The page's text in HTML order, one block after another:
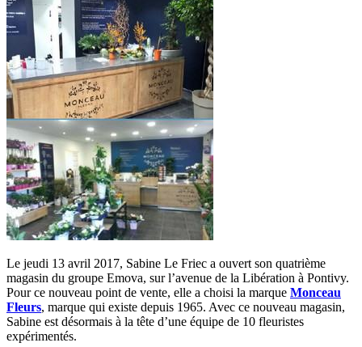
Le jeudi 13 avril 2017, Sabine Le Friec a ouvert son quatrième
magasin du groupe Emova, sur l’avenue de la Libération à Pontivy.
Pour ce nouveau point de vente, elle a choisi la marque Monceau
Fleurs, marque qui existe depuis 1965. Avec ce nouveau magasin,
Sabine est désormais à la tête d’une équipe de 10 fleuristes
expérimentés.